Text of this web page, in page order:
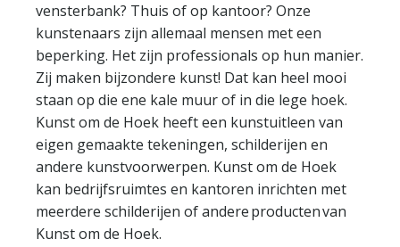
vensterbank? Thuis of op kantoor? Onze
kunstenaars zijn allemaal mensen met een
beperking. Het zijn professionals op hun manier.
Zij maken bijzondere kunst! Dat kan heel mooi
staan op die ene kale muur of in die lege hoek.
Kunst om de Hoek heeft een kunstuitleen van
eigen gemaakte tekeningen, schilderijen en
andere kunstvoorwerpen. Kunst om de Hoek
kan bedrijfsruimtes en kantoren inrichten met
meerdere schilderijen of andere producten van
Kunst om de Hoek.